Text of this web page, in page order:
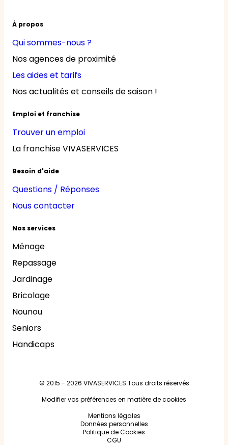
À propos
Qui sommes-nous ?
Nos agences de proximité
Les aides et tarifs
Nos actualités et conseils de saison !
Emploi et franchise
Trouver un emploi
La franchise VIVASERVICES
Besoin d'aide
Questions / Réponses
Nous contacter
Nos services
Ménage
Repassage
Jardinage
Bricolage
Nounou
Seniors
Handicaps
© 2015 - 2026 VIVASERVICES Tous droits réservés
Modifier vos préférences en matière de cookies
Mentions légales
Données personnelles
Politique de Cookies
CGU